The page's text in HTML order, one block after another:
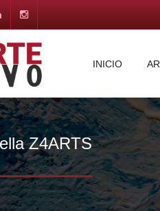
INICIO
Z4ARTS